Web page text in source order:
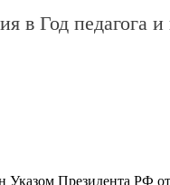
в Год педагога и
Указом Президента РФ